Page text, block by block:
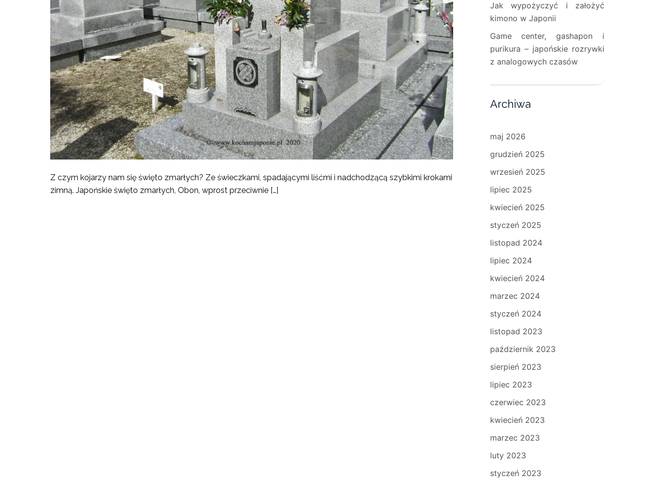
Z czym kojarzy nam się święto zmarłych? Ze świeczkami, spadającymi liśćmi i nadchodzącą szybkimi krokami
zimną. Japońskie święto zmarłych, Obon, wprost przeciwnie […]
Jak wypożyczyć i założyć
kimono w Japonii
Game center, gashapon i
purikura – japońskie rozrywki
z analogowych czasów
Archiwa
maj 2026
grudzień 2025
wrzesień 2025
lipiec 2025
kwiecień 2025
styczeń 2025
listopad 2024
lipiec 2024
kwiecień 2024
marzec 2024
styczeń 2024
listopad 2023
październik 2023
sierpień 2023
lipiec 2023
czerwiec 2023
kwiecień 2023
marzec 2023
luty 2023
styczeń 2023